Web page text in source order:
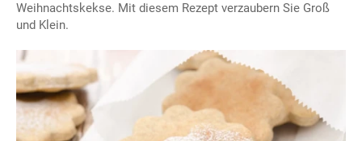
Weihnachtskekse. Mit diesem Rezept verzaubern Sie Groß
und Klein.